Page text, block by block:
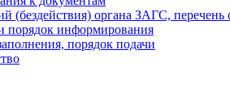
(бездействия) органа ЗАГС, перечень
порядок информирования
порядок подачи